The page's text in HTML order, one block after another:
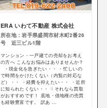
ERA いわて不動産 株式会社
所在地：岩手県盛岡市材木町2番26
号 近三ビル1階
マンション・一戸建ての売却をお考え
の方へ こんなお悩みはありませんか？
・現金化を急ぎたい・・ ・忙しいの
で時間をかけたくない（内覧の対応な
ど）・・ ・経費を抑えたい・・ ・近所
に知られたくない・・ ☟ それなら買取
がおすすめです！ 底地・借地権の売買
も経験豊富です。 訳あ ...